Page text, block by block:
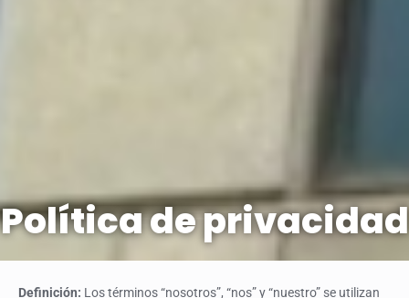
Política de privacidad
Definición: Los términos “nosotros”, “nos” y “nuestro” se utilizan